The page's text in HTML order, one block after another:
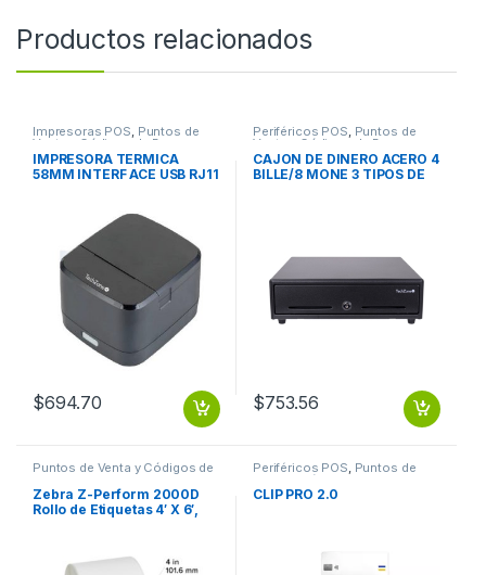
Productos relacionados
Impresoras POS, Puntos de
Venta y Códigos de Barra
IMPRESORA TERMICA
58MM INTERF ACE USB RJ11
$694.70
Periféricos POS, Puntos de
Venta y Códigos de Barra
CAJON DE DINERO ACERO 4
BILLE/8 MONE 3 TIPOS DE
$753.56
Puntos de Venta y Códigos de
Suministros POS Retail y
Auto ID
Zebra Z-Perform 2000D
Rollo de Etiquetas 4′ X 6′,
Periféricos POS, Puntos de
Venta y Códigos de Barra
CLIP PRO 2.0